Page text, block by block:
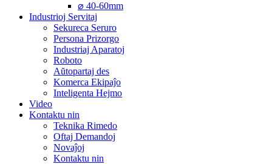
⌀ 40-60mm
Industrioj Servitaj
Sekureca Seruro
Persona Prizorgo
Industriaj Aparatoj
Roboto
Aŭtopartaj des
Komerca Ekipaĵo
Inteligenta Hejmo
Video
Kontaktu nin
Teknika Rimedo
Oftaj Demandoj
Novaĵoj
Kontaktu nin